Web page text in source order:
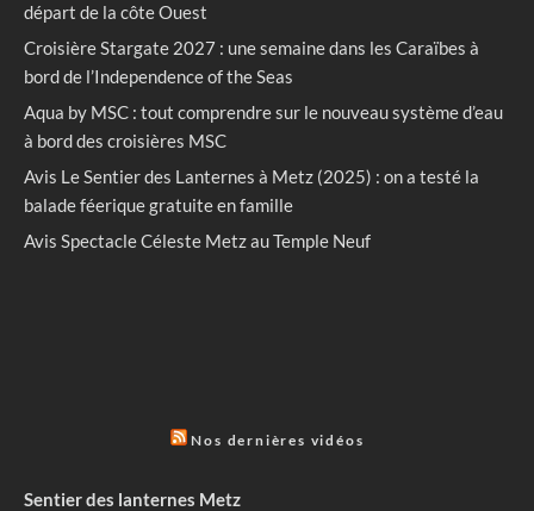
départ de la côte Ouest
Croisière Stargate 2027 : une semaine dans les Caraïbes à
bord de l’Independence of the Seas
Aqua by MSC : tout comprendre sur le nouveau système d’eau
à bord des croisières MSC
Avis Le Sentier des Lanternes à Metz (2025) : on a testé la
balade féerique gratuite en famille
Avis Spectacle Céleste Metz au Temple Neuf
Nos dernières vidéos
Sentier des lanternes Metz